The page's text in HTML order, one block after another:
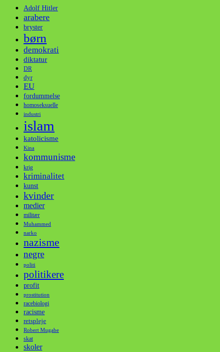
Adolf Hitler
arabere
bryster
børn
demokrati
diktatur
DR
dyr
EU
fordummelse
homoseksuelle
industri
islam
katolicisme
Kina
kommunisme
krig
kriminalitet
kunst
kvinder
medier
militær
Muhammed
narko
nazisme
negre
politi
politikere
profit
prostitution
racebiologi
racisme
retspleje
Robert Mugabe
skat
skoler